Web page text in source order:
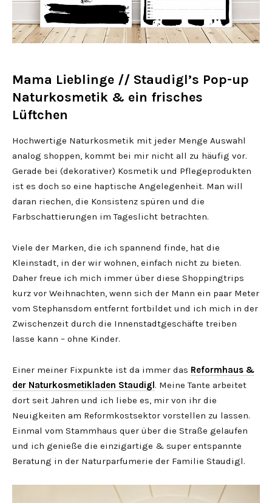
Mama Lieblinge // Staudigl’s Pop-up
Naturkosmetik & ein frisches
Lüftchen
Hochwertige Naturkosmetik mit jeder Menge Auswahl
analog shoppen, kommt bei mir nicht all zu häufig vor.
Gerade bei (dekorativer) Kosmetik und Pflegeprodukten
ist es doch so eine haptische Angelegenheit. Man will
daran riechen, die Konsistenz spüren und die
Farbschattierungen im Tageslicht betrachten.
Viele der Marken, die ich spannend finde, hat die
Kleinstadt, in der wir wohnen, einfach nicht zu bieten.
Daher freue ich mich immer über diese Shoppingtrips
kurz vor Weihnachten, wenn sich der Mann ein paar Meter
vom Stephansdom entfernt fortbildet und ich mich in der
Zwischenzeit durch die Innenstadtgeschäfte treiben
lasse kann – ohne Kinder.
Einer meiner Fixpunkte ist da immer das Reformhaus &
der Naturkosmetikladen Staudigl. Meine Tante arbeitet
dort seit Jahren und ich liebe es, mir von ihr die
Neuigkeiten am Reformkostsektor vorstellen zu lassen.
Einmal vom Stammhaus quer über die Straße gelaufen
und ich genieße die einzigartige & super entspannte
Beratung in der Naturparfumerie der Familie Staudigl.